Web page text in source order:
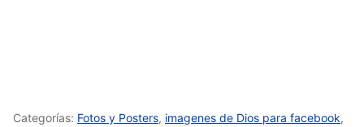
Categorías: Fotos y Posters, imagenes de Dios para facebook,